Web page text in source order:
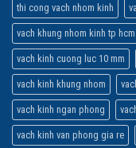
thi cong vach nhom kinh
vach khung nhom kinh tp hcm
vach kinh cuong luc 10 mm
vach kinh khung nhom
vach kinh ngan phong
vach kinh van phong gia re